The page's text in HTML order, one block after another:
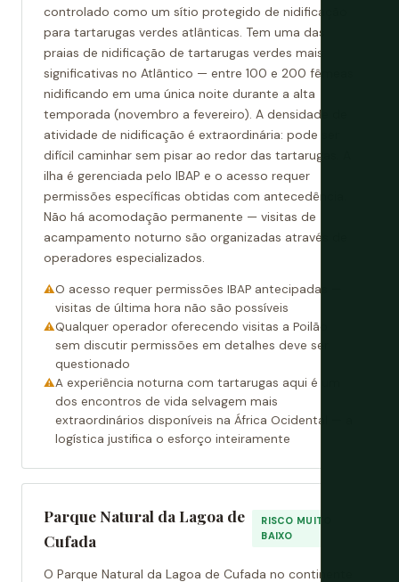
controlado como um sítio protegido de nidificação
para tartarugas verdes atlânticas. Tem uma das
praias de nidificação de tartarugas verdes mais
significativas no Atlântico — entre 100 e 200 fêmeas
nidificando em uma única noite durante a alta
temporada (novembro a fevereiro). A densidade de
atividade de nidificação é extraordinária: pode ser
difícil caminhar sem pisar ao redor das tartarugas. A
ilha é gerenciada pelo IBAP e o acesso requer
permissões específicas obtidas com antecedência.
Não há acomodação permanente — visitas de
acampamento noturno são organizadas através de
operadores especializados.
O acesso requer permissões IBAP antecipadas —
visitas de última hora não são possíveis
Qualquer operador oferecendo visitas a Poilão
sem discutir permissões em detalhes deve ser
questionado
A experiência noturna com tartarugas aqui é um
dos encontros de vida selvagem mais
extraordinários disponíveis na África Ocidental — a
logística justifica o esforço inteiramente
Parque Natural da Lagoa de
Cufada
RISCO MUITO
BAIXO
O Parque Natural da Lagoa de Cufada no continente